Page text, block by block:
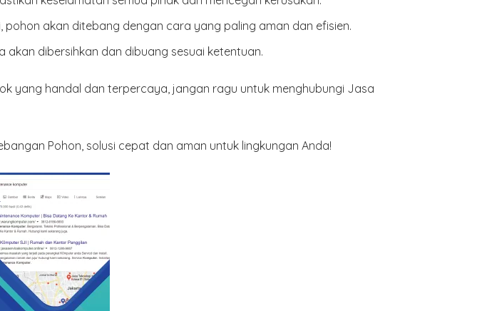
pohon akan ditebang dengan cara yang paling aman dan efisien.
akan dibersihkan dan dibuang sesuai ketentuan.
yang handal dan terpercaya, jangan ragu untuk menghubungi Jasa
Pohon, solusi cepat dan aman untuk lingkungan Anda!